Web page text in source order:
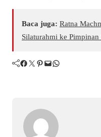
Baca juga: Ratna
Silaturahmi ke Pimpinan
Facebook Twitter Pinterest Mail WhatsApp